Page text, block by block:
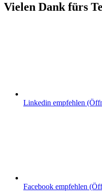
Vielen Dank fürs
Linkedin empfehlen
Facebook empfehlen